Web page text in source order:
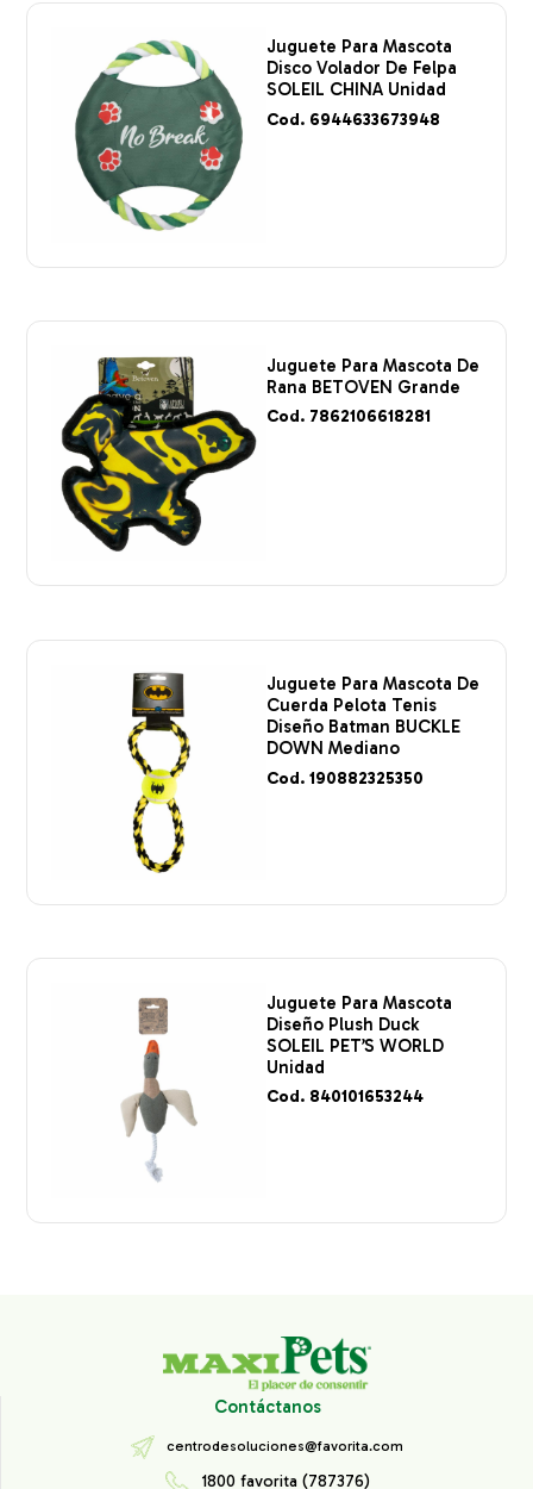
Juguete Para Mascota
Disco Volador De Felpa
SOLEIL CHINA Unidad
Cod. 6944633673948
Juguete Para Mascota De
Rana BETOVEN Grande
Cod. 7862106618281
Juguete Para Mascota De
Cuerda Pelota Tenis
Diseño Batman BUCKLE
DOWN Mediano
Cod. 190882325350
Juguete Para Mascota
Diseño Plush Duck
SOLEIL PET’S WORLD
Unidad
Cod. 840101653244
Contáctanos
centrodesoluciones@favorita.com
1800 favorita (787376)